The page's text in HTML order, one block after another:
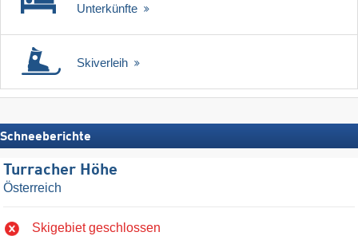
Unterkünfte
Skiverleih
Schneeberichte
Turracher Höhe
Österreich
Skigebiet geschlossen